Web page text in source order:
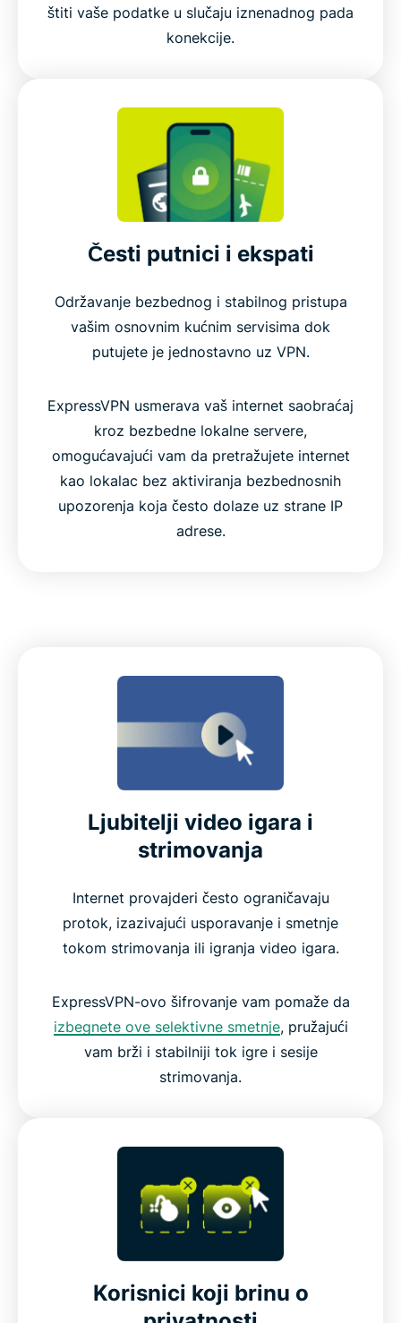
štiti vaše podatke u slučaju iznenadnog pada
konekcije.
Česti putnici i ekspati
Održavanje bezbednog i stabilnog pristupa
vašim osnovnim kućnim servisima dok
putujete je jednostavno uz VPN.
ExpressVPN usmerava vaš internet saobraćaj
kroz bezbedne lokalne servere,
omogućavajući vam da pretražujete internet
kao lokalac bez aktiviranja bezbednosnih
upozorenja koja često dolaze uz strane IP
adrese.
Ljubitelji video igara i
strimovanja
Internet provajderi često ograničavaju
protok, izazivajući usporavanje i smetnje
tokom strimovanja ili igranja video igara.
ExpressVPN-ovo šifrovanje vam pomaže da
izbegnete ove selektivne smetnje, pružajući
vam brži i stabilniji tok igre i sesije
strimovanja.
Korisnici koji brinu o